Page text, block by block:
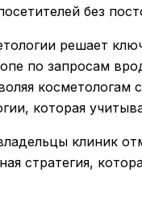
без
решает
по запросам
которая
клиник
стратегия,